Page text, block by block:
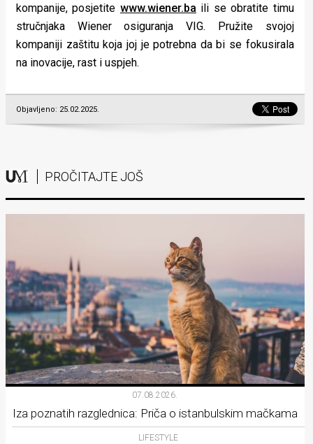
kompanije, posjetite www.wiener.ba ili se obratite timu
stručnjaka Wiener osiguranja VIG. Pružite svojoj
kompaniji zaštitu koja joj je potrebna da bi se fokusirala
na inovacije, rast i uspjeh.
Objavljeno: 25.02.2025.
PROČITAJTE JOŠ
07.08.2026.
Iza poznatih razglednica: Priča o istanbulskim mačkama
LIFESTYLE